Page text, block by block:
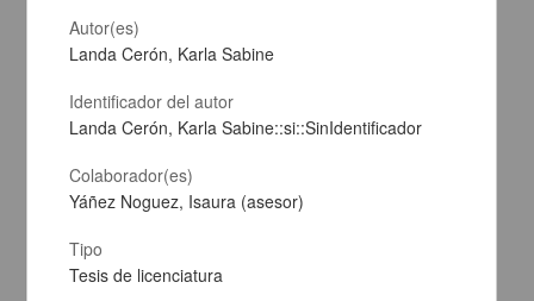
Autor(es)
Landa Cerón, Karla Sabine
Identificador del autor
Landa Cerón, Karla Sabine::si::SinIdentificador
Colaborador(es)
Yáñez Noguez, Isaura (asesor)
Tipo
Tesis de licenciatura